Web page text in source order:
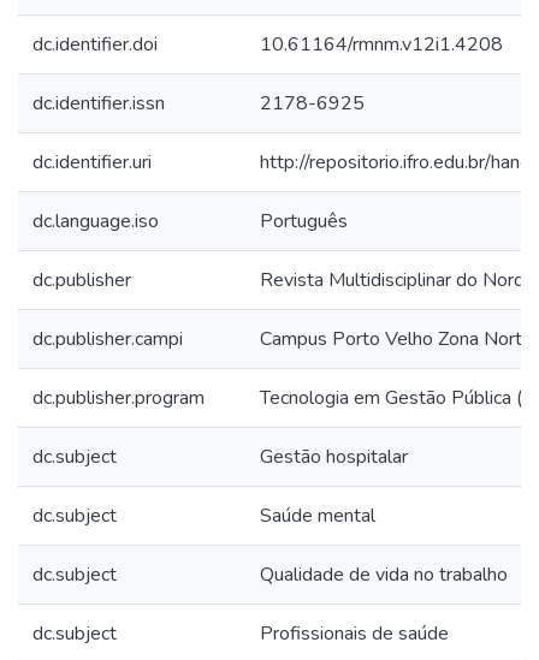
dc.identifier.doi 10.61164/rmnm.v12i1.4208
dc.identifier.issn 2178-6925
dc.identifier.uri http://repositorio.ifro.edu.br/
dc.language.iso Português
dc.publisher Revista Multidisciplinar do
dc.publisher.campi Campus Porto Velho Zona Norte
dc.publisher.program Tecnologia em Gestão Pública
dc.subject Gestão hospitalar
dc.subject Saúde mental
dc.subject Qualidade de vida no trabalho
dc.subject Profissionais de saúde